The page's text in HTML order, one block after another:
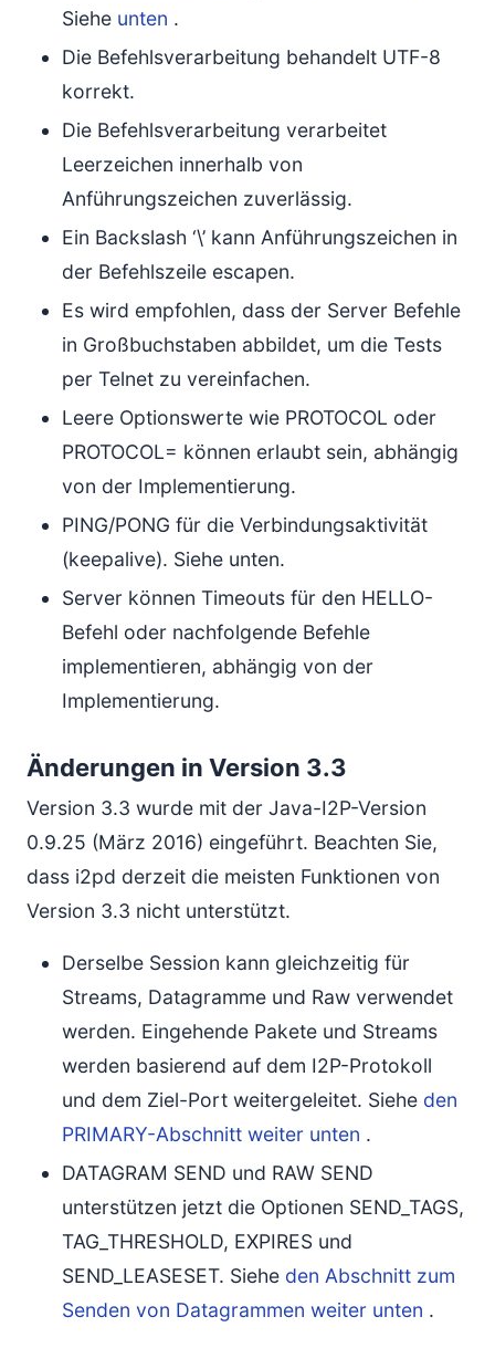
Siehe unten .
Die Befehlsverarbeitung behandelt UTF-8
korrekt.
Die Befehlsverarbeitung verarbeitet
Leerzeichen innerhalb von
Anführungszeichen zuverlässig.
Ein Backslash ‘\’ kann Anführungszeichen in
der Befehlszeile escapen.
Es wird empfohlen, dass der Server Befehle
in Großbuchstaben abbildet, um die Tests
per Telnet zu vereinfachen.
Leere Optionswerte wie PROTOCOL oder
PROTOCOL= können erlaubt sein, abhängig
von der Implementierung.
PING/PONG für die Verbindungsaktivität
(keepalive). Siehe unten.
Server können Timeouts für den HELLO-
Befehl oder nachfolgende Befehle
implementieren, abhängig von der
Implementierung.
Änderungen in Version 3.3
Version 3.3 wurde mit der Java-I2P-Version
0.9.25 (März 2016) eingeführt. Beachten Sie,
dass i2pd derzeit die meisten Funktionen von
Version 3.3 nicht unterstützt.
Derselbe Session kann gleichzeitig für
Streams, Datagramme und Raw verwendet
werden. Eingehende Pakete und Streams
werden basierend auf dem I2P-Protokoll
und dem Ziel-Port weitergeleitet. Siehe den
PRIMARY-Abschnitt weiter unten .
DATAGRAM SEND und RAW SEND
unterstützen jetzt die Optionen SEND_TAGS,
TAG_THRESHOLD, EXPIRES und
SEND_LEASESET. Siehe den Abschnitt zum
Senden von Datagrammen weiter unten .